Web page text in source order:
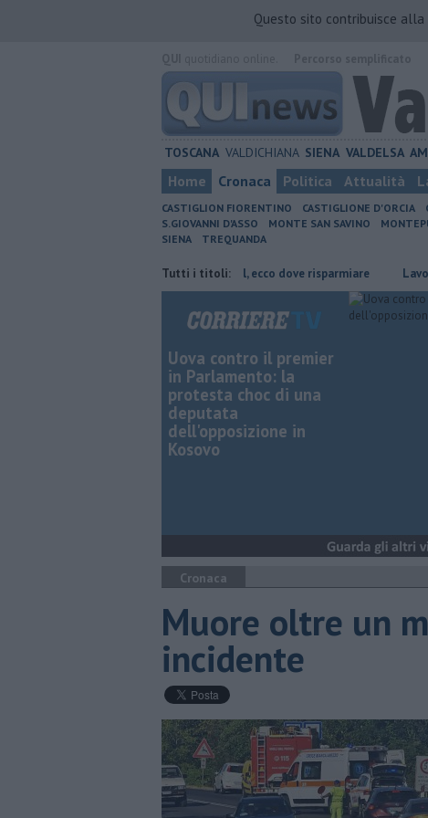
Questo sito contribuisce alla
TOSCANA VALDICHIANA SIENA VALDELSA
Home Cronaca Politica Attualità
CASTIGLION FIORENTINO CASTIGLIONE D'ORCIA
S.GIOVANNI D'ASSO
MONTE SAN SAVINO
SIENA
TREQUANDA
Tutti i titoli:
​Benzina, gasolio, gpl, ecco dove risparmiare Lavori sulla
Uova contro il premier
in Parlamento: la
protesta choc di una
deputata
dell'opposizione in
Kosovo
Cronaca
Muore oltre un
incidente